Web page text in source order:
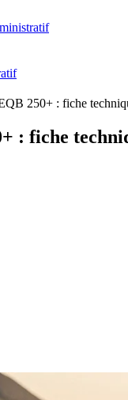
250+ : fiche
: fiche